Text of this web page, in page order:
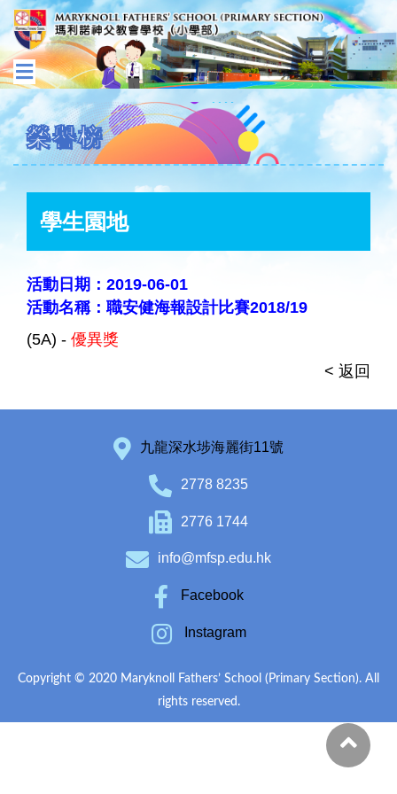
榮譽榜
學生園地
活動日期：2019-06-01
活動名稱：職安健海報設計比賽2018/19
(5A) - 優異獎
< 返回
九龍深水埗海麗街11號
2778 8235
2776 1744
info@mfsp.edu.hk
Facebook
Instagram
Copyright © 2020 Maryknoll Fathers’ School (Primary Section). All
rights reserved.